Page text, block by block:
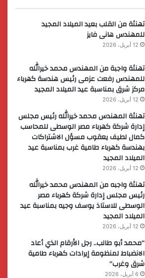
تهنئة من القلب بعيد الميلاد المجيد
للمهندس هانى فايز
12 أبريل، 2026
تهنئة واجبة من المهندس محمد خيرالله
للمهندس رفعت عزمى رئيس هندسة كهرباء
مركز شرق بمناسبة عيد الميلاد المجيد
12 أبريل، 2026
تهنئة المهندس محمد خيرالله رئيس مجلس
إدارة شركة كهرباء مصر الوسطى للمحاسب
كمال لطيف يعقوب مسؤل الاشتراكات
بهندسة كهرباء طامية غرب بمناسبة عيد
الميلاد المجيد
12 أبريل، 2026
تهنئة واجبه من المهندس محمد خيرالله
رئيس مجلس إدارة شركة كهرباء مصر
الوسطى للاستاذ يوسف وجيه بمناسبة عيد
الميلاد المجيد
12 أبريل، 2026
“محمد أبو طالب.. رجل الأرقام الذي أعاد
الانضباط لمنظومة إيرادات كهرباء طامية
شرق وغرب”
6 أبريل، 2026